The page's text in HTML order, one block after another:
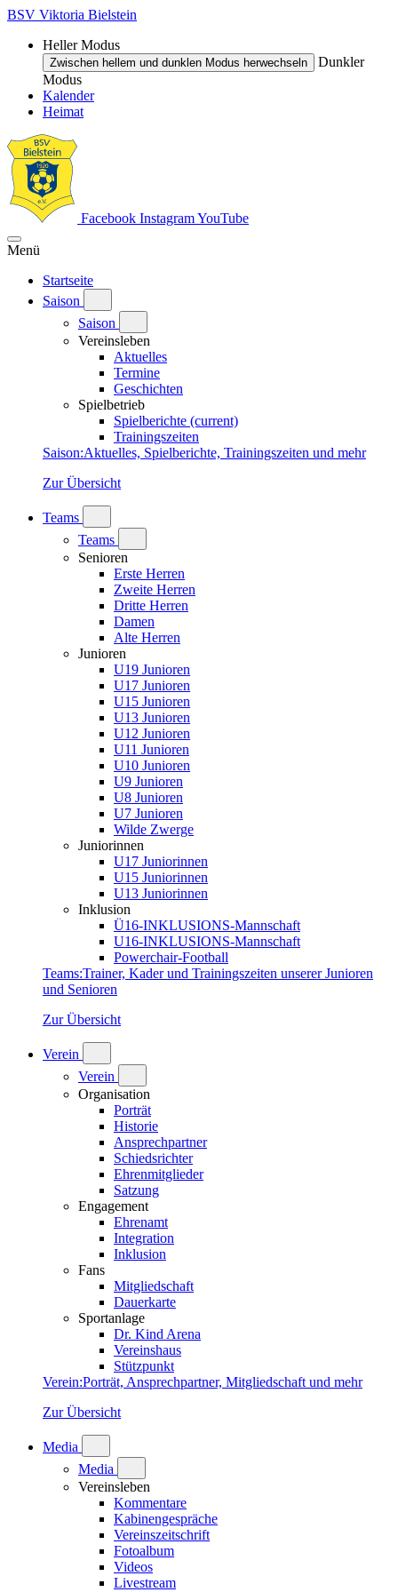
BSV Viktoria Bielstein
Heller Modus
Zwischen hellem und dunklen Modus herwechseln
Dunkler
Modus
Kalender
Heimat
Facebook InstagramYouTube
Menü
Startseite
Saison
Saison
Vereinsleben
Aktuelles
Termine
Geschichten
Spielbetrieb
Spielberichte (current)
Trainingszeiten
Saison:Aktuelles, Spielberichte, Trainingszeiten und mehr
Zur Übersicht
Teams
Teams
Senioren
Erste Herren
Zweite Herren
Dritte Herren
Damen
Alte Herren
Junioren
U19 Junioren
U17 Junioren
U15 Junioren
U13 Junioren
U12 Junioren
U11 Junioren
U10 Junioren
U9 Junioren
U8 Junioren
U7 Junioren
Wilde Zwerge
Juniorinnen
U17 Juniorinnen
U15 Juniorinnen
U13 Juniorinnen
Inklusion
Ü16-INKLUSIONS-Mannschaft
U16-INKLUSIONS-Mannschaft
Powerchair-Football
Teams:Trainer, Kader und Trainingszeiten unserer Junioren
und Senioren
Zur Übersicht
Verein
Verein
Organisation
Porträt
Historie
Ansprechpartner
Schiedsrichter
Ehrenmitglieder
Satzung
Engagement
Ehrenamt
Integration
Inklusion
Fans
Mitgliedschaft
Dauerkarte
Sportanlage
Dr. Kind Arena
Vereinshaus
Stützpunkt
Verein:Porträt, Ansprechpartner, Mitgliedschaft und mehr
Zur Übersicht
Media
Media
Vereinsleben
Kommentare
Kabinengespräche
Vereinszeitschrift
Fotoalbum
Videos
Livestream